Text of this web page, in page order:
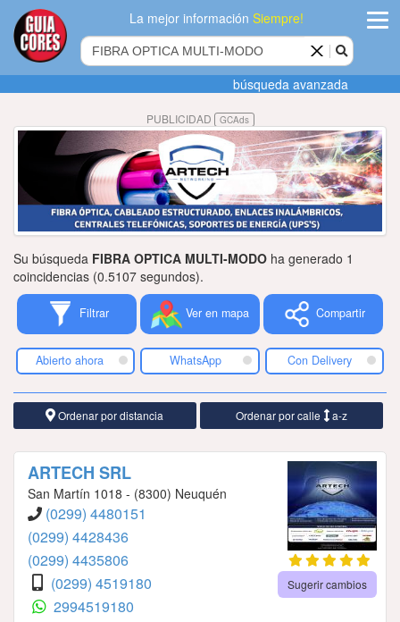
La mejor informaciónSiempre!
Agregar
empresa
Actualizar
datos
Publicidad
Tiendacores
Contactenos
búsqueda avanzada
PUBLICIDAD GCAds
Su búsqueda FIBRA OPTICA MULTI-MODO ha generado 1
coincidencias (0.5107 segundos).
Filtrar Ver en mapa Compartir
Abierto ahora WhatsApp Con Delivery
Ordenar por distancia Ordenar por calle a-z
ARTECH SRL
San Martín 1018 - (8300) Neuquén
(0299) 4480151
(0299) 4428436
(0299) 4435806
(0299) 4519180
2994519180
Sugerir cambios